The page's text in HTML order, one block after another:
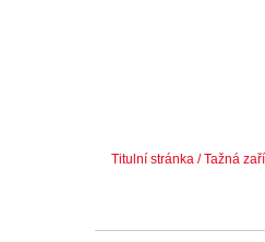
Titulní stránka /Tažná